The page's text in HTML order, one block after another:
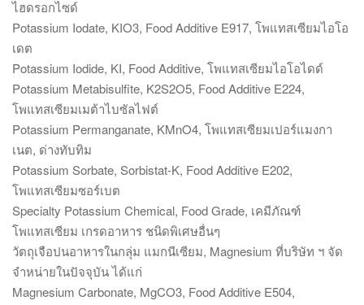
ไฮดรอกไซด์
Potassium Iodate, KIO3, Food Additive E917, โพแทสเซียมไอโอ
เดต
Potassium Iodide, KI, Food Additive, โพแทสเซียมไอโอไดด์
Potassium Metabisulfite, K2S2O5, Food Additive E224,
โพแทสเซียมเมต้าไบซัลไฟต์
Potassium Permanganate, KMnO4, โพแทสเซียมเปอร์แมงกา
เนต, ด่างทับทิม
Potassium Sorbate, Sorbistat-K, Food Additive E202,
โพแทสเซียมซอร์เบต
Specialty Potassium Chemical, Food Grade, เคมีภัณฑ์
โพแทสเซียม เกรดอาหาร ชนิดพิเศษอื่นๆ
วัตถุเจือปนอาหารในกลุ่ม แมกนีเซียม, Magnesium ที่บริษัท ฯ จัด
จำหน่ายในปัจจุบัน ได้แก่
Magnesium Carbonate, MgCO3, Food Additive E504,